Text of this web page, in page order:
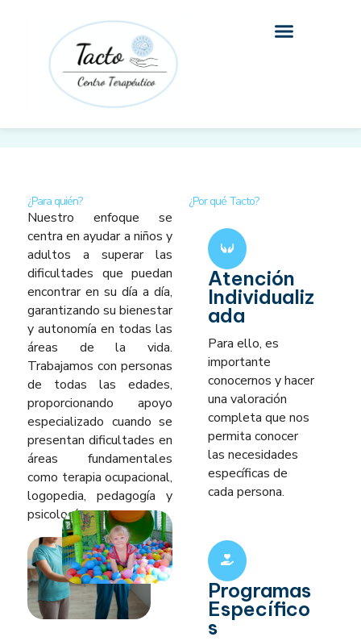
¿Para quién?
Nuestro enfoque se
centra en ayudar a niños y
adultos a superar las
dificultades que puedan
encontrar en su día a día,
garantizando su bienestar
y autonomía en todas las
áreas de la vida.
Trabajamos con personas
de todas las edades,
proporcionando apoyo
especializado cuando se
presentan dificultades en
áreas fundamentales
como terapia ocupacional,
logopedia, pedagogía y
psicología.
¿Por qué Tacto?
Atención
Individualiz
ada
Para ello, es
importante
conocernos y hacer
una valoración
completa que nos
permita conocer
las necesidades
específicas de
cada persona.
Programas
Específico
s